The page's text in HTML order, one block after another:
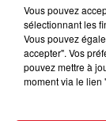
Vous pouvez
sélectionnant les
Vous pouvez
accepter". Vos
pouvez mettre à
moment via le lien